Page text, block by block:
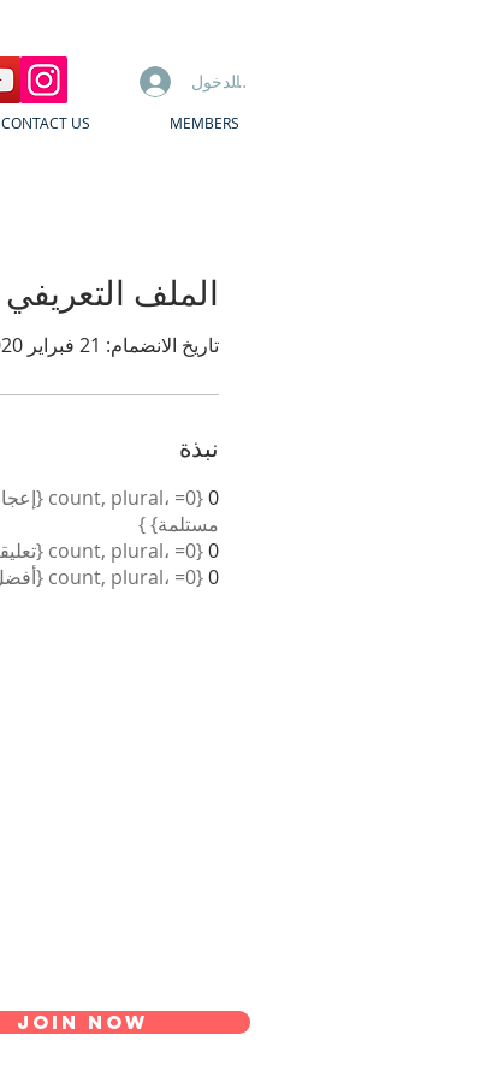
تسجيل الدخول
CONTACT US MEMBERS
الملف التعريفي
تاريخ الانضمام: 21 فبراير 2020
نبذة
0
مستلمة} }
0{count, plural، =0 {تعليقات مستلمة} =1 {تعليق مستلم} other {تعليقات مستلمة} }
0{count, plural، =0 {أفضل الإجابات} =1 {أفضل إجابة} other {أفضل الإجابات} }
Join Now